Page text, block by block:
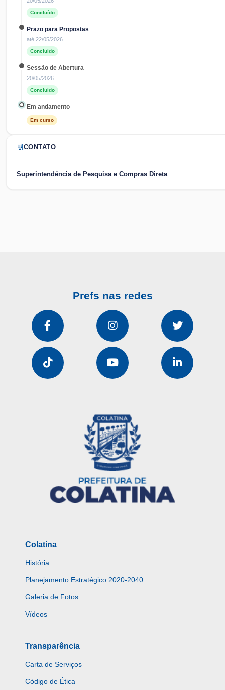
Concluído
Prazo para Propostas
até 22/05/2026
Concluído
Sessão de Abertura
20/05/2026
Concluído
Em andamento
Em curso
CONTATO
Superintendência de Pesquisa e Compras Direta
Prefs nas redes
Colatina
História
Planejamento Estratégico 2020-2040
Galeria de Fotos
Vídeos
Transparência
Carta de Serviços
Código de Ética